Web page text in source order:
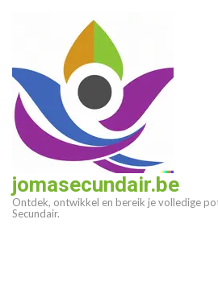
(druk
enter)
jomasecundair.be
Ontdek, ontwikkel en bereik je volledige
Secundair.